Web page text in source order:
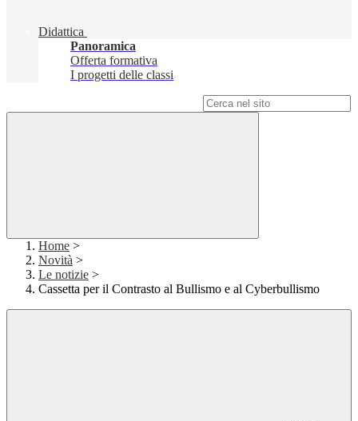
Didattica
Panoramica
Offerta formativa
I progetti delle classi
Home >
Novità >
Le notizie >
Cassetta per il Contrasto al Bullismo e al Cyberbullismo